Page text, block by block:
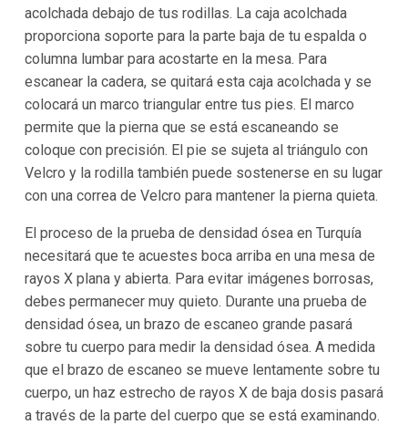
acolchada debajo de tus rodillas. La caja acolchada
proporciona soporte para la parte baja de tu espalda o
columna lumbar para acostarte en la mesa. Para
escanear la cadera, se quitará esta caja acolchada y se
colocará un marco triangular entre tus pies. El marco
permite que la pierna que se está escaneando se
coloque con precisión. El pie se sujeta al triángulo con
Velcro y la rodilla también puede sostenerse en su lugar
con una correa de Velcro para mantener la pierna quieta.
El proceso de la prueba de densidad ósea en Turquía
necesitará que te acuestes boca arriba en una mesa de
rayos X plana y abierta. Para evitar imágenes borrosas,
debes permanecer muy quieto. Durante una prueba de
densidad ósea, un brazo de escaneo grande pasará
sobre tu cuerpo para medir la densidad ósea. A medida
que el brazo de escaneo se mueve lentamente sobre tu
cuerpo, un haz estrecho de rayos X de baja dosis pasará
a través de la parte del cuerpo que se está examinando.